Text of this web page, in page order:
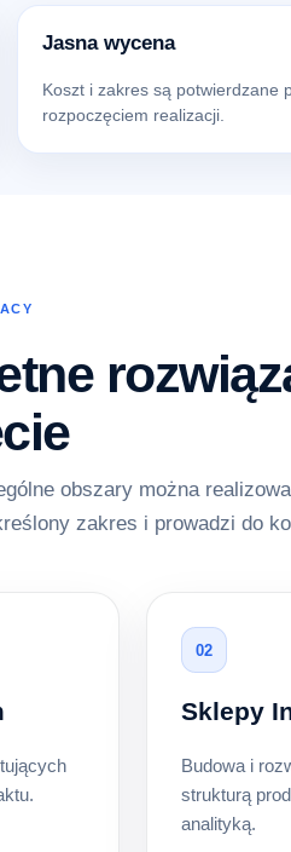
Jasna wycena
Koszt i zakres są potwierdzane
rozpoczęciem realizacji.
obszary można
zakres i prowadzi do
02
Sklepy
Budowa i
strukturą
analityką.